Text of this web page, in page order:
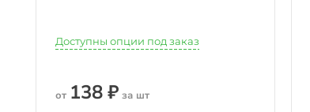
Доступны опции под заказ
от 138 ₽ за шт